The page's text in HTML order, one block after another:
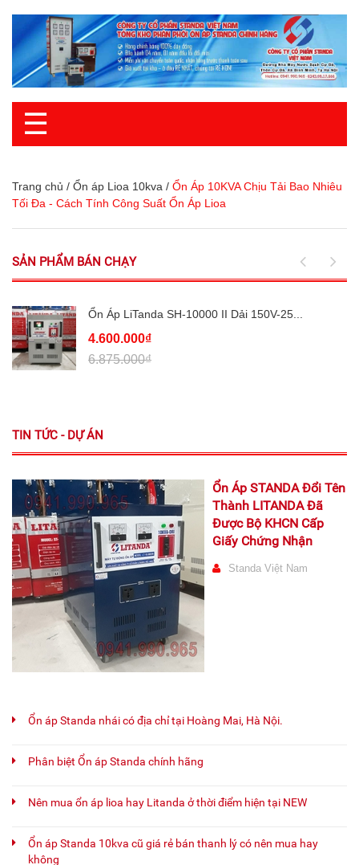
☰
Trang chủ / Ổn áp Lioa 10kva / Ổn Áp 10KVA Chịu Tải Bao Nhiêu
Tối Đa - Cách Tính Công Suất Ổn Áp Lioa
SẢN PHẨM BÁN CHẠY
Ổn Áp LiTanda SH-10000 II Dải 150V-25...
4.600.000₫
6.875.000₫
TIN TỨC - DỰ ÁN
Ổn Áp STANDA Đổi Tên
Thành LITANDA Đã
Được Bộ KHCN Cấp
Giấy Chứng Nhận
Standa Việt Nam
Ổn áp Standa nhái có địa chỉ tại Hoàng Mai, Hà Nội.
Phân biệt Ổn áp Standa chính hãng
Nên mua ổn áp lioa hay Litanda ở thời điểm hiện tại NEW
Ổn áp Standa 10kva cũ giá rẻ bán thanh lý có nên mua hay
không